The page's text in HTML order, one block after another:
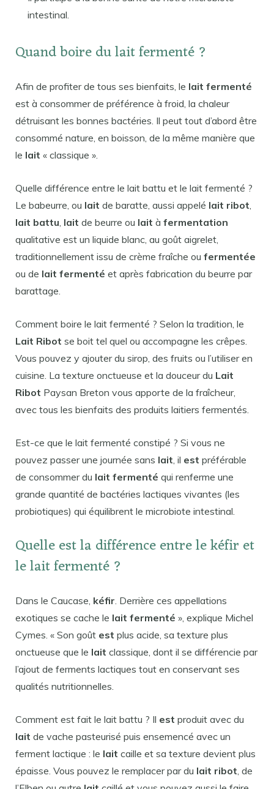
intestinal.
Quand boire du lait fermenté ?
Afin de profiter de tous ses bienfaits, le lait fermenté
est à consommer de préférence à froid, la chaleur
détruisant les bonnes bactéries. Il peut tout d’abord être
consommé nature, en boisson, de la même manière que
le lait « classique ».
Quelle différence entre le lait battu et le lait fermenté ?
Le babeurre, ou lait de baratte, aussi appelé lait ribot
lait battu lait de beurre ou lait à fermentation
qualitative est un liquide blanc, au goût aigrelet,
traditionnellement issu de crème fraîche ou fermentée
ou de lait fermenté et après fabrication du beurre par
barattage.
Comment boire le lait fermenté ? Selon la tradition, le
Lait Ribot se boit tel quel ou accompagne les crêpes.
Vous pouvez y ajouter du sirop, des fruits ou l’utiliser en
cuisine. La texture onctueuse et la douceur du Lait
Ribot Paysan Breton vous apporte de la fraîcheur,
avec tous les bienfaits des produits laitiers fermentés.
Est-ce que le lait fermenté constipé ? Si vous ne
pouvez passer une journée sans lait , il est préférable
de consommer du lait fermenté qui renferme une
grande quantité de bactéries lactiques vivantes (les
probiotiques) qui équilibrent le microbiote intestinal.
Quelle est la différence entre le kéfir et
le lait fermenté ?
Dans le Caucase, kéfir. Derrière ces appellations
exotiques se cache le lait fermenté », explique Michel
Cymes. « Son goût est plus acide, sa texture plus
onctueuse que le lait classique, dont il se différencie par
l’ajout de ferments lactiques tout en conservant ses
qualités nutritionnelles.
Comment est fait le lait battu ? Il est produit avec du
lait de vache pasteurisé puis ensemencé avec un
ferment lactique : le lait caille et sa texture devient plus
épaisse. Vous pouvez le remplacer par du lait ribot, de